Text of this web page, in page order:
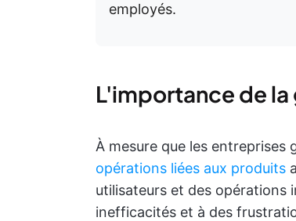
employés.
L'importance de
À mesure que les
opérations liées aux produits
utilisateurs et des opérations
inefficacités et à des